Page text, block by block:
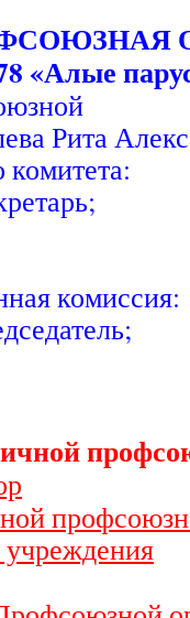
«Алые
Рита
комиссия: